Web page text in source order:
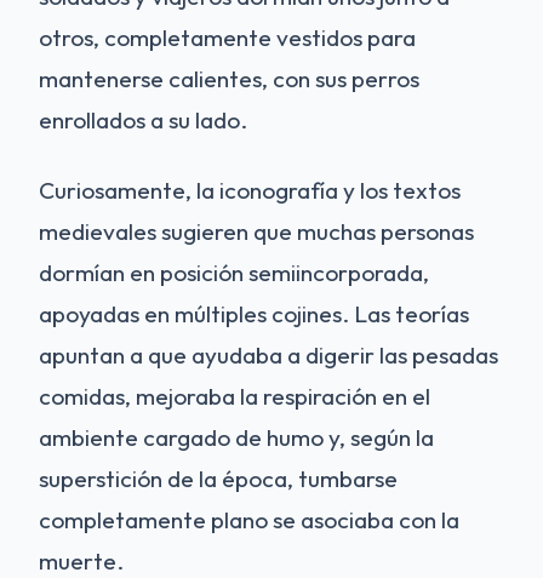
otros, completamente vestidos para
mantenerse calientes, con sus perros
enrollados a su lado.
Curiosamente, la iconografía y los textos
medievales sugieren que muchas personas
dormían en posición semiincorporada,
apoyadas en múltiples cojines. Las teorías
apuntan a que ayudaba a digerir las pesadas
comidas, mejoraba la respiración en el
ambiente cargado de humo y, según la
superstición de la época, tumbarse
completamente plano se asociaba con la
muerte.